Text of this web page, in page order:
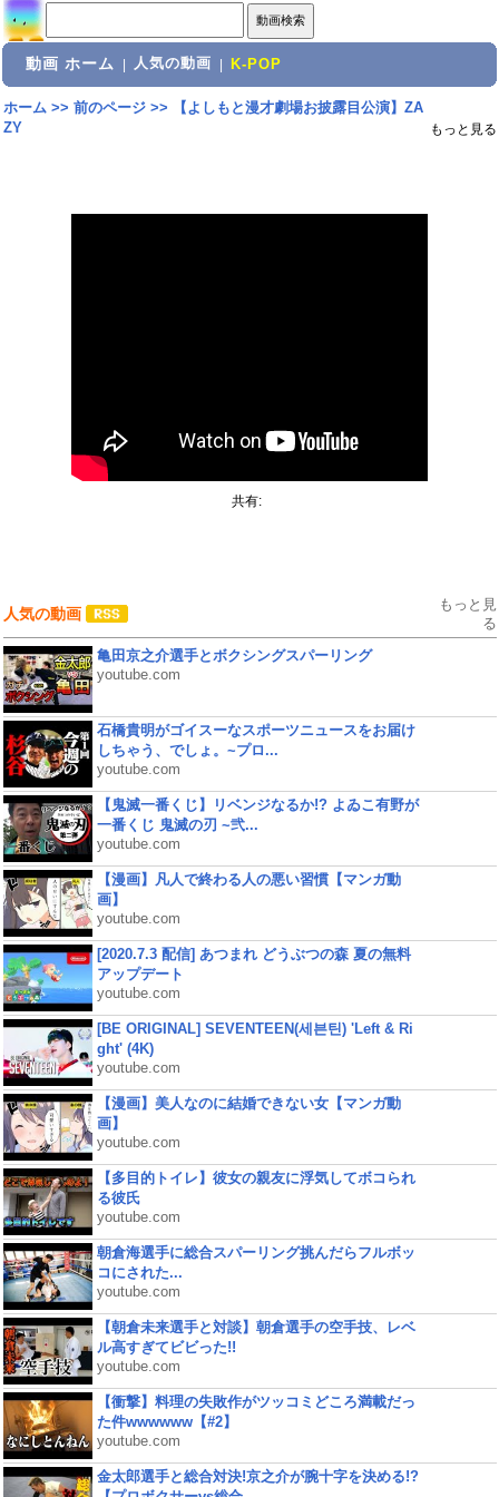
動画 ホーム 人気の動画 K-POP
ホーム>> 前のページ>>
【よしもと漫才劇場お披露目公演】ZA
ZY
もっと見る
共有:
人気の動画
もっと見
る
亀田京之介選手とボクシングスパーリング
youtube.com
石橋貴明がゴイスーなスポーツニュースをお届け
しちゃう、でしょ。~プロ...
youtube.com
【鬼滅一番くじ】リベンジなるか!? よゐこ有野が
一番くじ 鬼滅の刃 ~弐...
youtube.com
【漫画】凡人で終わる人の悪い習慣【マンガ動
画】
youtube.com
[2020.7.3 配信] あつまれ どうぶつの森 夏の無料
アップデート
youtube.com
[BE ORIGINAL] SEVENTEEN(세븐틴) 'Left & Ri
ght' (4K)
youtube.com
【漫画】美人なのに結婚できない女【マンガ動
画】
youtube.com
【多目的トイレ】彼女の親友に浮気してボコられ
る彼氏
youtube.com
朝倉海選手に総合スパーリング挑んだらフルボッ
コにされた...
youtube.com
【朝倉未来選手と対談】朝倉選手の空手技、レベ
ル高すぎてビビった!!
youtube.com
【衝撃】料理の失敗作がツッコミどころ満載だっ
た件wwwwww【#2】
youtube.com
金太郎選手と総合対決!京之介が腕十字を決める!?